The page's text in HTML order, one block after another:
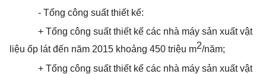
- Tổng công suất thiết kế:
+ Tổng công suất thiết kế các nhà máy sản xuất vật
liệu ốp lát đến năm 2015 khoảng 450 triệu m2/năm;
+ Tổng công suất thiết kế các nhà máy sản xuất vật